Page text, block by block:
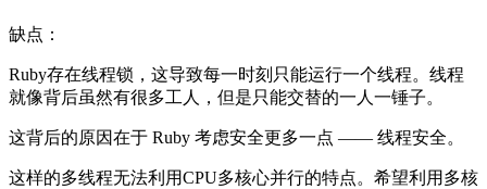
缺点：
Ruby存在线程锁，这导致每一时刻只能运行一个线程。线程
就像背后虽然有很多工人，但是只能交替的一人一锤子。
这背后的原因在于 Ruby 考虑安全更多一点 —— 线程安全。
这样的多线程无法利用CPU多核心并行的特点。希望利用多核